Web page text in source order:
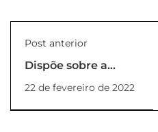
Post anterior
Dispõe sobre a
indicação de
coordenador e
membros para o
22 de fevereiro de 2022